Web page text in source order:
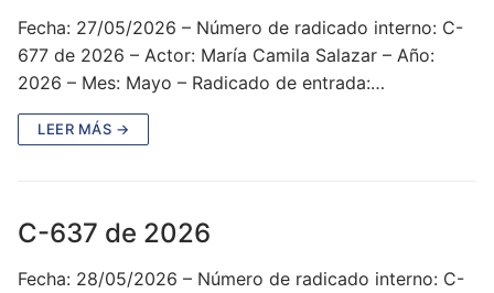
Fecha: 27/05/2026 – Número de radicado interno: C-
677 de 2026 – Actor: María Camila Salazar – Año:
2026 – Mes: Mayo – Radicado de entrada:…
LEER MÁS →
C-637 de 2026
Fecha: 28/05/2026 – Número de radicado interno: C-